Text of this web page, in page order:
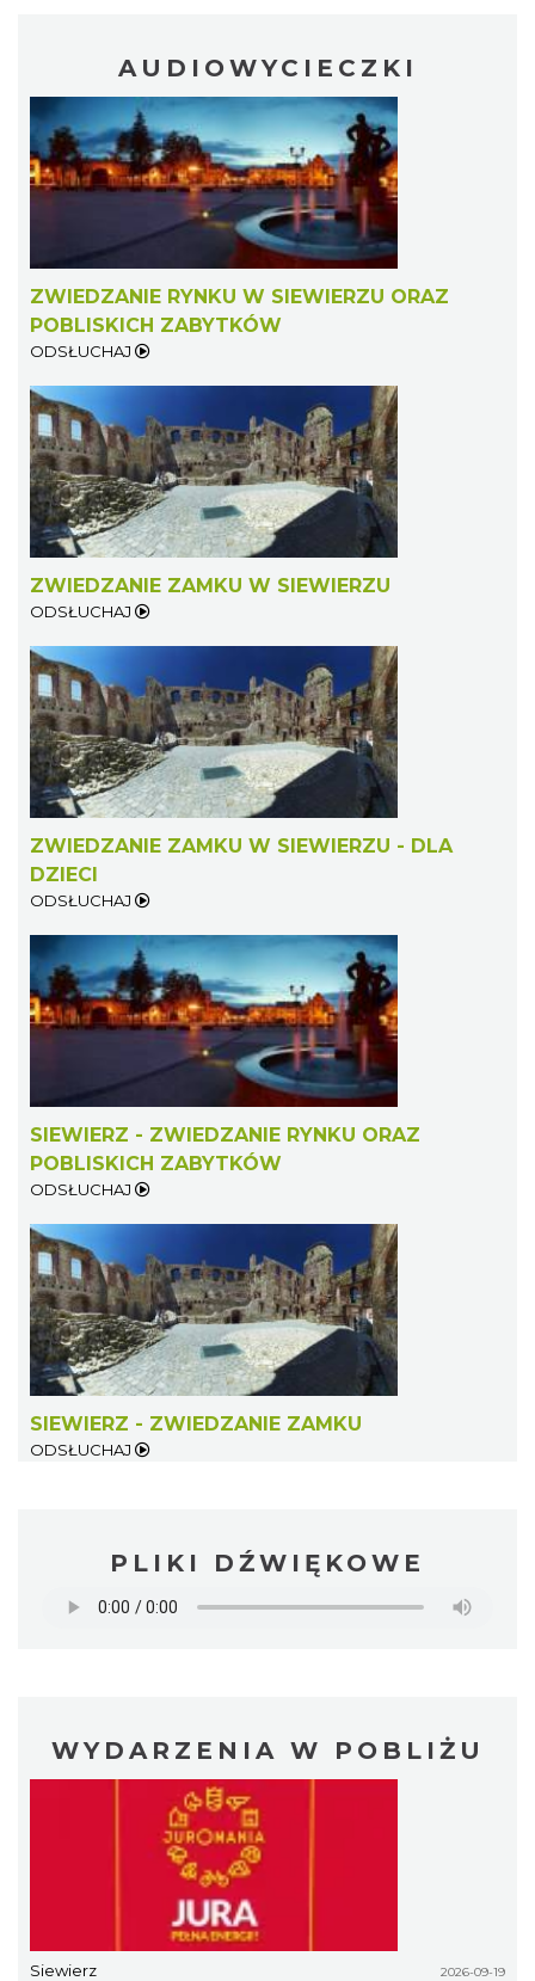
AUDIOWYCIECZKI
ZWIEDZANIE RYNKU W SIEWIERZU ORAZ
POBLISKICH ZABYTKÓW
ODSŁUCHAJ
ZWIEDZANIE ZAMKU W SIEWIERZU
ODSŁUCHAJ
ZWIEDZANIE ZAMKU W SIEWIERZU - DLA
DZIECI
ODSŁUCHAJ
SIEWIERZ - ZWIEDZANIE RYNKU ORAZ
POBLISKICH ZABYTKÓW
ODSŁUCHAJ
SIEWIERZ - ZWIEDZANIE ZAMKU
ODSŁUCHAJ
PLIKI DŹWIĘKOWE
WYDARZENIA W POBLIŻU
Siewierz 2026-09-19